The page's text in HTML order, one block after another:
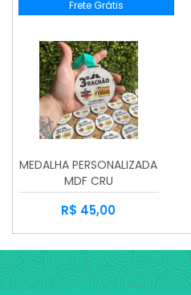
Frete Grátis
MEDALHA PERSONALIZADA
MDF CRU
R$ 45,00